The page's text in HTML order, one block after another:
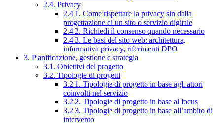
2.4. Privacy
2.4.1. Come rispettare la privacy sin dalla
progettazione di un sito o servizio digitale
2.4.2. Richiedi il consenso quando necessario
2.4.3. Le basi del sito web: architettura,
informativa privacy, riferimenti DPO
3. Pianificazione, gestione e strategia
3.1. Obiettivi del progetto
3.2. Tipologie di progetti
3.2.1. Tipologie di progetto in base agli attori
coinvolti nel servizio
3.2.2. Tipologie di progetto in base al focus
3.2.3. Tipologie di progetto in base all’ambito di
intervento